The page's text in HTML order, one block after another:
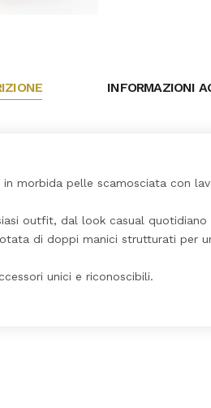
INFORMAZIONI
morbida pelle scamosciata con
outfit, dal look casual
di doppi manici strutturati per
unici e riconoscibili.